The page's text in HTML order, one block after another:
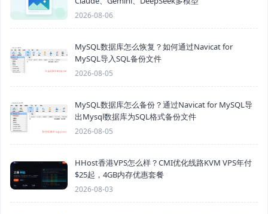
2026-08-06
MySQL数据库怎么恢复？如何通过Navicat for
MySQL导入SQL备份文件
2026-08-05
MySQL数据库怎么备份？通过Navicat for MySQL导
出Mysql数据库为SQL格式备份文件
2026-08-05
HHost香港VPS怎么样？CMI优化线路KVM VPS年付
$25起，4GB内存优惠套餐
2026-08-03